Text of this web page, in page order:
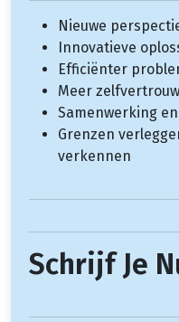
Nieuwe
Innovatieve
Efficiënter
Meer
Samenwerking
Grenzen
verkennen
Schrijf Je